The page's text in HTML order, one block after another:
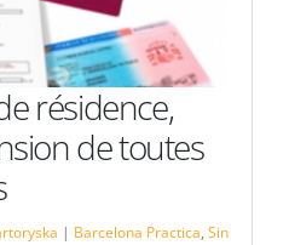
résidence,
de toutes
| Barcelona Practica Sin